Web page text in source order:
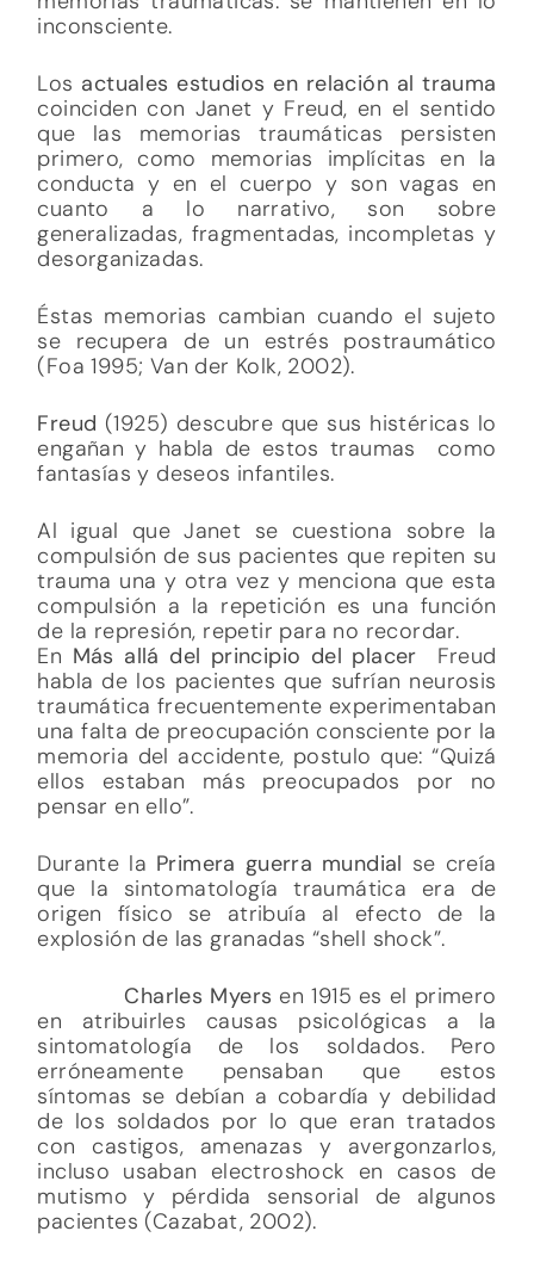
inconsciente.
Los actuales estudios en relación al trauma
coinciden con Janet y Freud, en el sentido
que las memorias traumáticas persisten
primero, como memorias implícitas en la
conducta y en el cuerpo y son vagas en
cuanto a lo narrativo, son sobre
generalizadas, fragmentadas, incompletas y
desorganizadas.
Éstas memorias cambian cuando el sujeto
se recupera de un estrés postraumático
(Foa 1995; Van der Kolk, 2002).
Freud (1925) descubre que sus histéricas lo
engañan y habla de estos traumas como
fantasías y deseos infantiles.
Al igual que Janet se cuestiona sobre la
compulsión de sus pacientes que repiten su
trauma una y otra vez y menciona que esta
compulsión a la repetición es una función
de la represión, repetir para no recordar.
En Más allá del principio del placer
Freud
habla de los pacientes que sufrían neurosis
traumática frecuentemente experimentaban
una falta de preocupación consciente por la
memoria del accidente, postulo que: “Quizá
ellos estaban más preocupados por no
pensar en ello”.
Durante la Primera guerra mundial se creía
que la sintomatología traumática era de
origen físico se atribuía al efecto de la
explosión de las granadas “shell shock”.
Charles Myers en 1915 es el primero
en atribuirles causas psicológicas a la
sintomatología de los soldados. Pero
erróneamente pensaban que estos
síntomas se debían a cobardía y debilidad
de los soldados por lo que eran tratados
con castigos, amenazas y avergonzarlos,
incluso usaban electroshock en casos de
mutismo y pérdida sensorial de algunos
pacientes (Cazabat, 2002).